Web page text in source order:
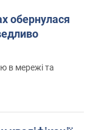
обернулася
в мережі та